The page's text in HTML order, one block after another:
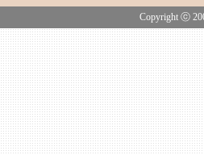
Copyright ⓒ